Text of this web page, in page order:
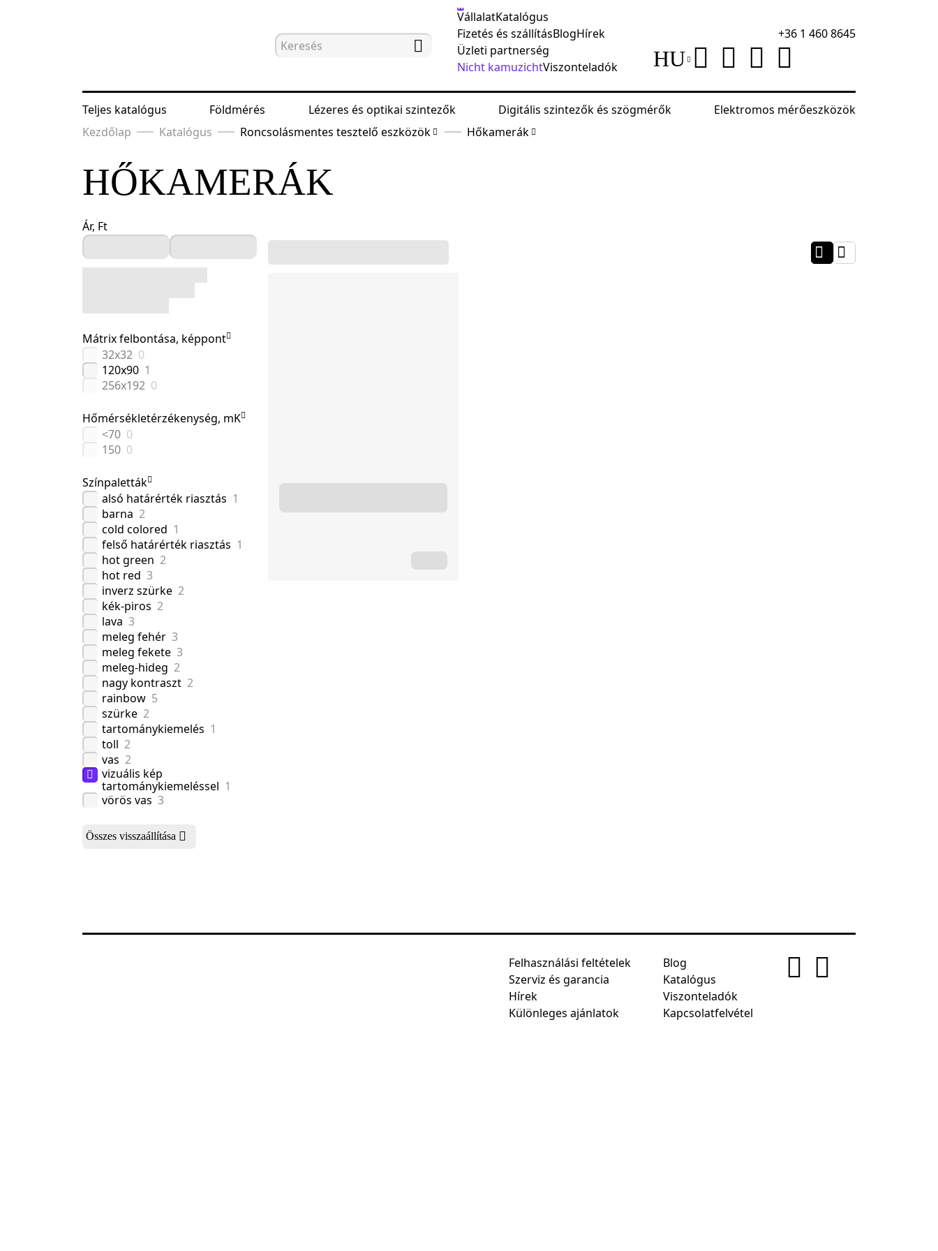
VállalatKatalógus
Fizetés és szállításBlogHírek
Üzleti partnerség
Nicht kamuzichtViszonteladók
+36 1 460 8645
HU
Teljes katalógus Földmérés Lézeres és optikai szintezők Digitális szintezők és szögmérők
Elektromos mérőeszközök
Kezdőlap
Katalógus Roncsolásmentes tesztelő eszközök Hőkamerák
HŐKAMERÁK
Ár, Ft
Mátrix felbontása, képpont
32х32 0
120x90 1
256х192 0
Hőmérsékletérzékenység, mK
<70 0
150 0
Színpaletták
alsó határérték riasztás 1
barna 2
cold colored 1
felső határérték riasztás 1
hot green 2
hot red 3
inverz szürke 2
kék-piros 2
lava 3
meleg fehér 3
meleg fekete 3
meleg-hideg 2
nagy kontraszt 2
rainbow 5
szürke 2
tartománykiemelés 1
toll 2
vas 2
vizuális kép
tartománykiemeléssel 1
vörös vas 3
Összes visszaállítása
Felhasználási feltételek
Szerviz és garancia
Hírek
Különleges ajánlatok
Blog
Katalógus
Viszonteladók
Kapcsolatfelvétel